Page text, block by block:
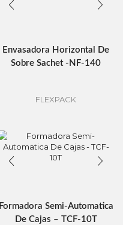
Envasadora Horizontal De
Sobre Sachet -NF-140
FLEXPACK
Formadora Semi-Automatica
De Cajas – TCF-10T